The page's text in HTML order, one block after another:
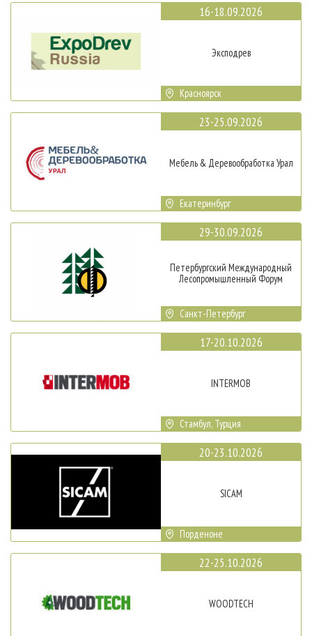
16-18.09.2026
Эксподрев
Красноярск
23-25.09.2026
Мебель & Деревообработка Урал
Екатеринбург
29-30.09.2026
Петербургский Международный
Лесопромышленный Форум
Санкт-Петербург
17-20.10.2026
INTERMOB
Стамбул, Турция
20-23.10.2026
SICAM
Порденоне
22-25.10.2026
WOODTECH